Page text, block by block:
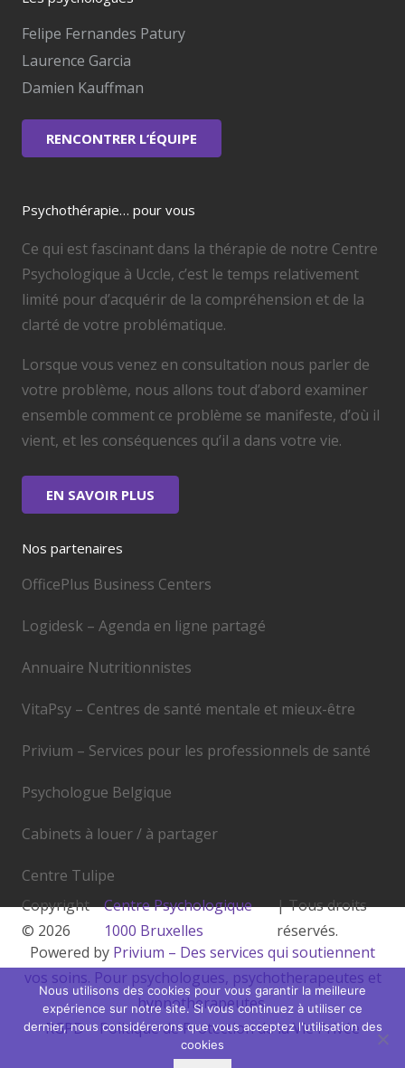
Felipe Fernandes Patury
Laurence Garcia
Damien Kauffman
RENCONTRER L’ÉQUIPE
Psychothérapie… pour vous
Ce qui est fascinant dans la thérapie de notre Centre
Psychologique à Uccle, c’est le temps relativement
limité pour d’acquérir de la compréhension et de la
clarté de votre problématique.
Lorsque vous venez en consultation nous parler de
votre problème, nous allons tout d’abord examiner
ensemble comment ce problème se manifeste, d’où il
vient, et les conséquences qu’il a dans votre vie.
EN SAVOIR PLUS
Nos partenaires
OfficePlus Business Centers
Logidesk – Agenda en ligne partagé
Annuaire Nutritionnistes
VitaPsy – Centres de santé mentale et mieux-être
Privium – Services pour les professionnels de santé
Psychologue Belgique
Cabinets à louer / à partager
Centre Tulipe
Copyright
© 2026
Centre Psychologique
1000 Bruxelles
| Tous droits
réservés.
Powered by Privium – Des services qui soutiennent
vos soins. Pour psychologues, psychotherapeutes et
hypnotherapeutes.
RGPD – Politique de Protection de la Vie Privée
Nous utilisons des cookies pour vous garantir la meilleure
expérience sur notre site. Si vous continuez à utiliser ce
dernier, nous considérerons que vous acceptez l'utilisation des
cookies